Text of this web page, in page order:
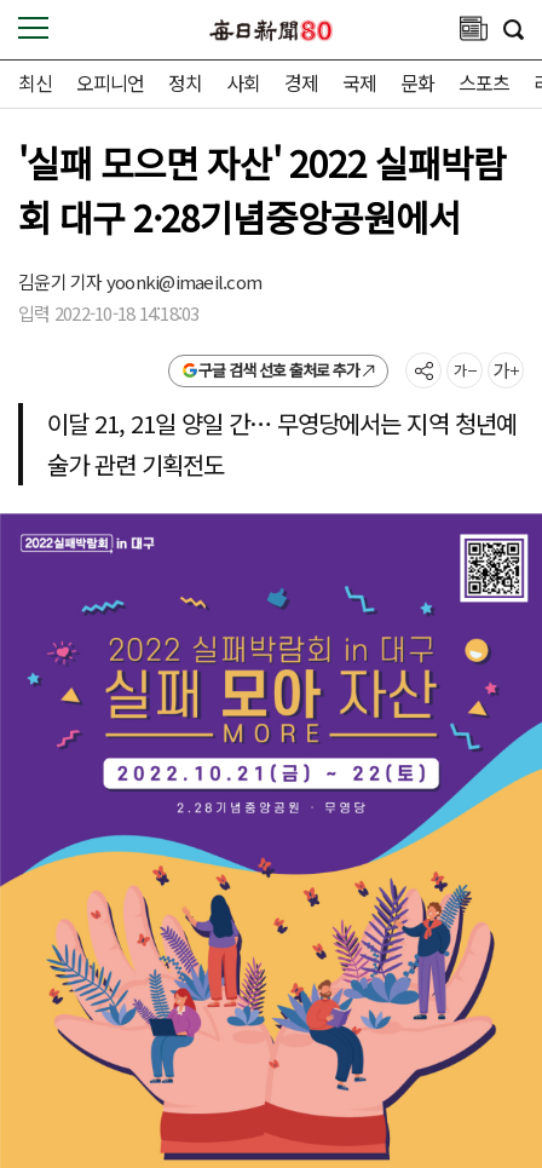
최신 오피니언 정치 사회 경제 국제 문화 스포츠
'실패 모으면 자산' 2022 실패박람
회 대구 2·28기념중앙공원에서
김윤기 기자yoonki@imaeil.com
입력 2022-10-18 14:18:03
구글 검색 선호 출처로 추가
이달 21, 21일 양일 간… 무영당에서는 지역 청년예
술가 관련 기획전도